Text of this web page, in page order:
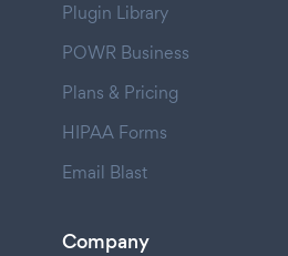
Plugin Library
POWR Business
Plans & Pricing
HIPAA Forms
Email Blast
Company